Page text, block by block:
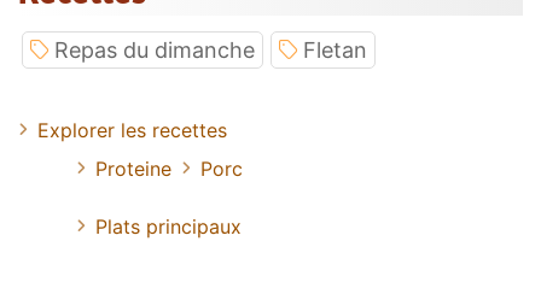
Repas du dimanche Fletan
Explorer les recettes
Proteine
Porc
Plats principaux